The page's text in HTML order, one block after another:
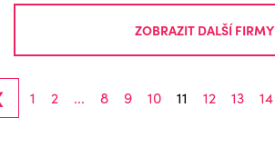
ZOBRAZIT DALŠÍ FIRMY
1 2 ... 8 9 10 11 12 13 14